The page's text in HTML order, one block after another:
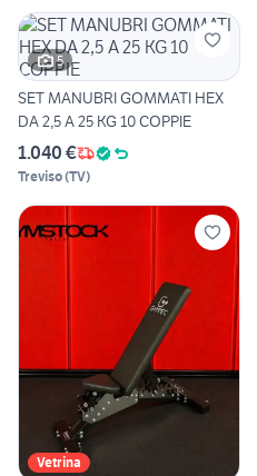
5
SET MANUBRI GOMMATI HEX
DA 2,5 A 25 KG 10 COPPIE
1.040 €
Treviso(TV)
Vetrina